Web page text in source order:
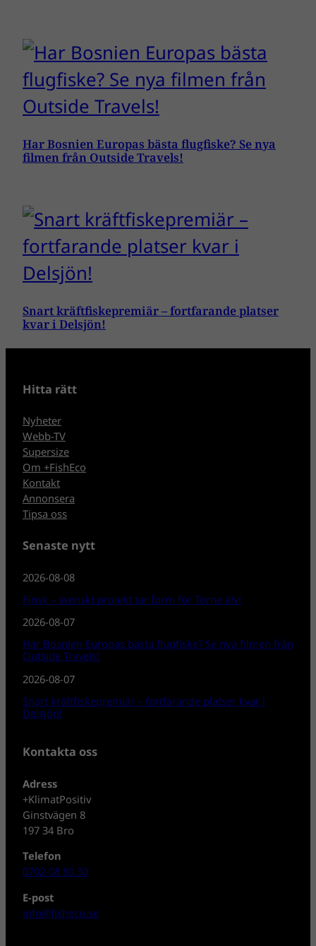
Har Bosnien Europas bästa flugfiske? Se nya
filmen från Outside Travels!
Snart kräftfiskepremiär – fortfarande platser
kvar i Delsjön!
Hitta rätt
Nyheter
Webb-TV
Supersize
Om +FishEco
Kontakt
Annonsera
Tipsa oss
Senaste nytt
2026-08-08
Finsk – svenskt projekt tar form för Torne älv!
2026-08-07
Har Bosnien Europas bästa flugfiske? Se nya filmen från
Outside Travels!
2026-08-07
Snart kräftfiskepremiär – fortfarande platser kvar i
Delsjön!
Kontakta oss
Adress
+KlimatPositiv
Ginstvägen 8
197 34 Bro
Telefon
0702-08 80 30
E-post
info@fisheco.se